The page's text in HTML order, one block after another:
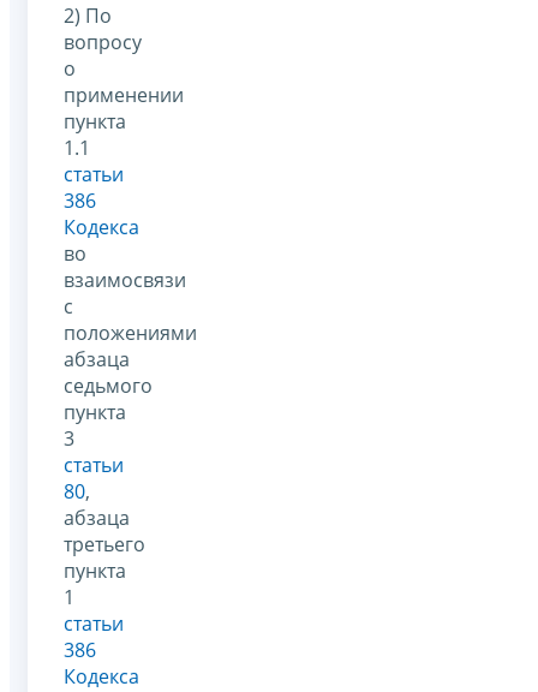
2) По
вопросу
о
применении
пункта
1.1
статьи
386
Кодекса
во
взаимосвязи
с
положениями
абзаца
седьмого
пункта
3
статьи
80,
абзаца
третьего
пункта
1
статьи
386
Кодекса